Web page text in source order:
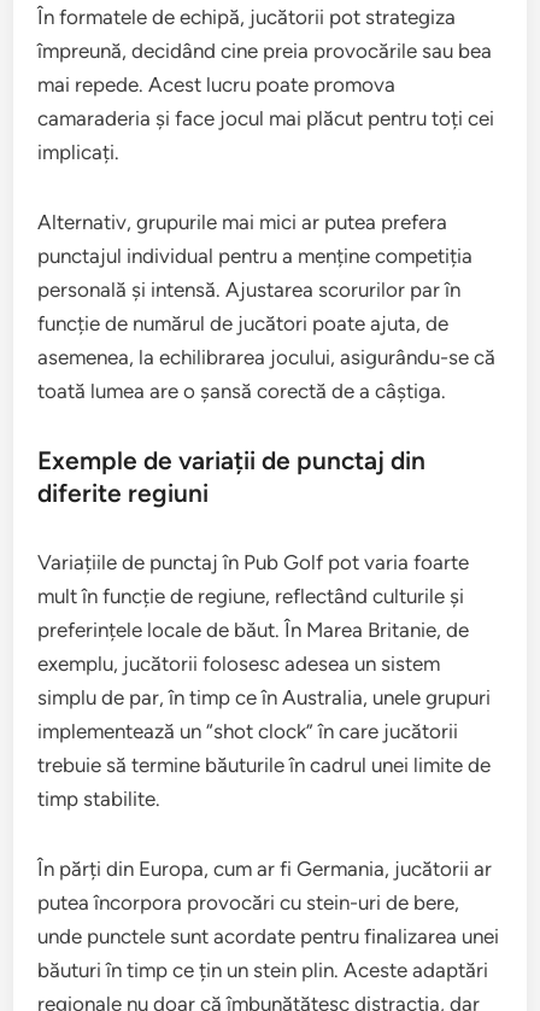
În formatele de echipă, jucătorii pot strategiza
împreună, decidând cine preia provocările sau bea
mai repede. Acest lucru poate promova
camaraderia și face jocul mai plăcut pentru toți cei
implicați.
Alternativ, grupurile mai mici ar putea prefera
punctajul individual pentru a menține competiția
personală și intensă. Ajustarea scorurilor par în
funcție de numărul de jucători poate ajuta, de
asemenea, la echilibrarea jocului, asigurându-se că
toată lumea are o șansă corectă de a câștiga.
Exemple de variații de punctaj din
diferite regiuni
Variațiile de punctaj în Pub Golf pot varia foarte
mult în funcție de regiune, reflectând culturile și
preferințele locale de băut. În Marea Britanie, de
exemplu, jucătorii folosesc adesea un sistem
simplu de par, în timp ce în Australia, unele grupuri
implementează un “shot clock” în care jucătorii
trebuie să termine băuturile în cadrul unei limite de
timp stabilite.
În părți din Europa, cum ar fi Germania, jucătorii ar
putea încorpora provocări cu stein-uri de bere,
unde punctele sunt acordate pentru finalizarea unei
băuturi în timp ce țin un stein plin. Aceste adaptări
regionale nu doar că îmbunătățesc distracția, dar